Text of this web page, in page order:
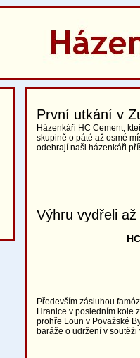
První utkání v
Házenkáři HC Cement,
skupině o páté až osmé
odehrají naši házenkáři
Výhru vydřeli
Především zásluhou
Hranice v posledním kole
prohře Loun v Považské
baráže o udržení v